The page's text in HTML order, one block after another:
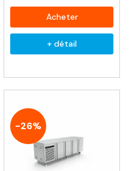
Acheter
+ détail
-26%